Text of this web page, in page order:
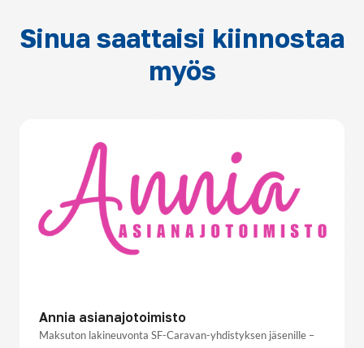
Sinua saattaisi kiinnostaa
myös
Annia asianajotoimisto
Maksuton lakineuvonta SF-Caravan-yhdistyksen jäsenille –